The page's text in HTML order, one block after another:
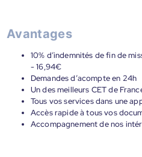
Avantages
10% d’indemnités de fin de
- 16,94€
Demandes d’acompte en 24h
Un des meilleurs CET de
Tous vos services dans une
Accès rapide à tous vos
Accompagnement de nos